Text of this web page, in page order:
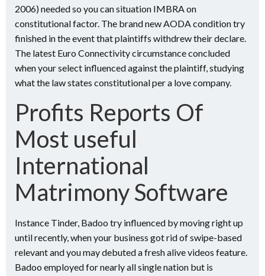
2006) needed so you can situation IMBRA on
constitutional factor. The brand new AODA condition try
finished in the event that plaintiffs withdrew their declare.
The latest Euro Connectivity circumstance concluded
when your select influenced against the plaintiff, studying
what the law states constitutional per a love company.
Profits Reports Of
Most useful
International
Matrimony Software
Instance Tinder, Badoo try influenced by moving right up
until recently, when your business got rid of swipe-based
relevant and you may debuted a fresh alive videos feature.
Badoo employed for nearly all single nation but is